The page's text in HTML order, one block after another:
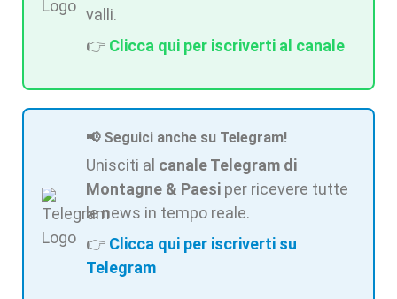
valli.
👉 Clicca qui per iscriverti al canale
📢 Seguici anche su Telegram!
Unisciti al canale Telegram di
Montagne & Paesi per ricevere tutte
le news in tempo reale.
👉 Clicca qui per iscriverti su
Telegram